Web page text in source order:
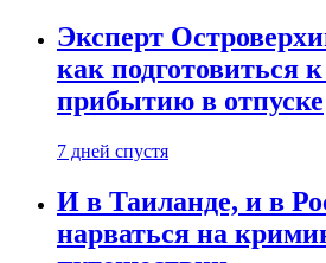
Эксперт
как подготовиться
прибытию в отпуске
7 дней спустя
И в Таиланде, и в
нарваться на